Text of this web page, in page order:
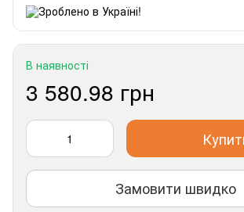
В наявності
3 580.98 грн
Замовити швидко